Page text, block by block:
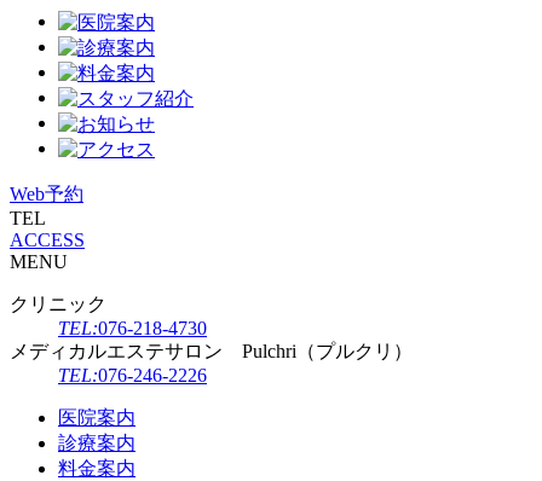
Web予約
TEL
ACCESS
MENU
クリニック
TEL:076-218-4730
メディカルエステサロン Pulchri（プルクリ）
TEL:076-246-2226
医院案内
診療案内
料金案内